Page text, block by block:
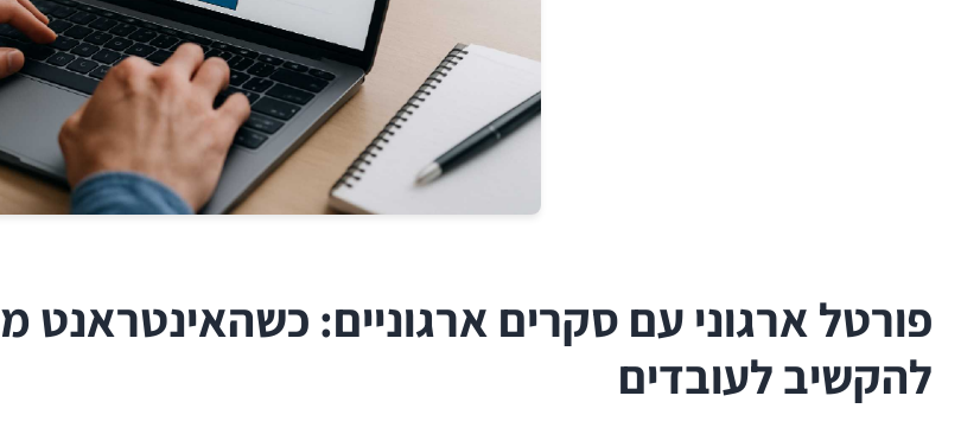
פורטל ארגוני עם סקרים ארגוניים: כשהאינטראנט
להקשיב לעובדים